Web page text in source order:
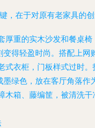
，在于对原有老家具的创
厚重的实木沙发和餐桌
得轻盈时尚。搭配上网
式衣柜，门板样式过时
绿色，放在客厅角落作
木箱、藤编筐，被清洗